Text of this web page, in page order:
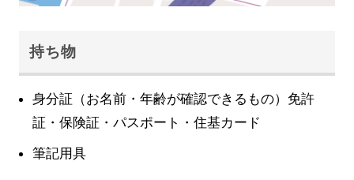
持ち物
身分証（お名前・年齢が確認できるもの）免許
証・保険証・パスポート・住基カード
筆記用具